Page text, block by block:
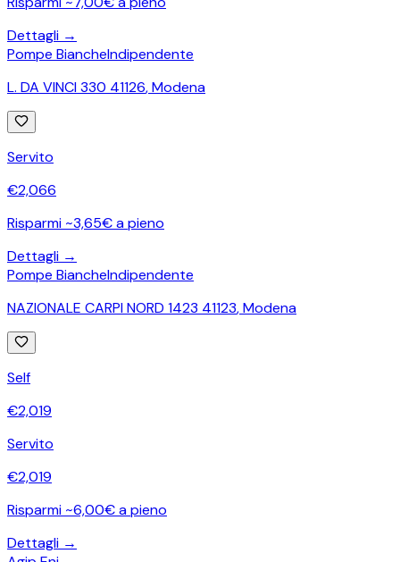
Dettagli →
Pompe BiancheIndipendente
L. DA VINCI 330 41126,Modena
Servito
€2,066
Risparmi ~3,65€ a pieno
Dettagli →
Pompe BiancheIndipendente
NAZIONALE CARPI NORD 1423 41123,Modena
Self
€2,019
Servito
€2,019
Risparmi ~6,00€ a pieno
Dettagli →